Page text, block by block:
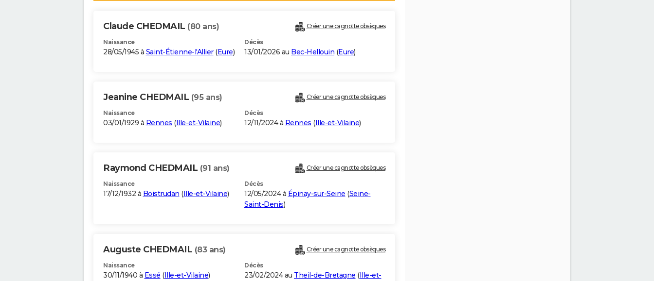
Claude CHEDMAIL (80 ans) Créer une cagnotte obsèques
Naissance
28/05/1945 à Saint-Étienne-l'Allier(Eure)
Décès
13/01/2026 au Bec-Hellouin (Eure)
Jeanine CHEDMAIL (95 ans) Créer une cagnotte obsèques
Naissance
03/01/1929 à Rennes (Ille-et-Vilaine)
Décès
12/11/2024 à Rennes (Ille-et-Vilaine)
Raymond CHEDMAIL (91 ans) Créer une cagnotte obsèques
Naissance
17/12/1932 à Boistrudan (Ille-et-Vilaine)
Décès
12/05/2024 à Épinay-sur-Seine (Seine-
Saint-Denis)
Auguste CHEDMAIL (83 ans) Créer une cagnotte obsèques
Naissance
30/11/1940 à Essé (Ille-et-Vilaine)
Décès
23/02/2024 au Theil-de-Bretagne (Ille-et-